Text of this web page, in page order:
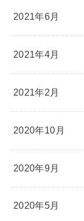
2021年6月
2021年4月
2021年2月
2020年10月
2020年9月
2020年5月